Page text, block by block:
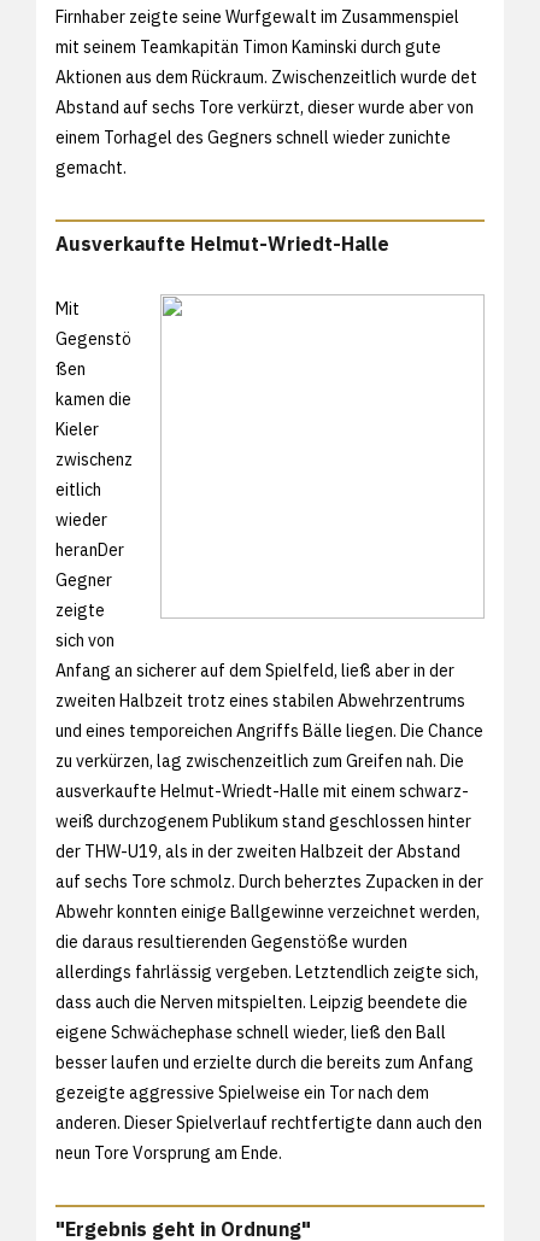
Firnhaber zeigte seine Wurfgewalt im Zusammenspiel
mit seinem Teamkapitän Timon Kaminski durch gute
Aktionen aus dem Rückraum. Zwischenzeitlich wurde det
Abstand auf sechs Tore verkürzt, dieser wurde aber von
einem Torhagel des Gegners schnell wieder zunichte
gemacht.
Ausverkaufte Helmut-Wriedt-Halle
Mit
Gegenstö
ßen
kamen die
Kieler
zwischenz
eitlich
wieder
heranDer
Gegner
zeigte
sich von
Anfang an sicherer auf dem Spielfeld, ließ aber in der
zweiten Halbzeit trotz eines stabilen Abwehrzentrums
und eines temporeichen Angriffs Bälle liegen. Die Chance
zu verkürzen, lag zwischenzeitlich zum Greifen nah. Die
ausverkaufte Helmut-Wriedt-Halle mit einem schwarz-
weiß durchzogenem Publikum stand geschlossen hinter
der THW-U19, als in der zweiten Halbzeit der Abstand
auf sechs Tore schmolz. Durch beherztes Zupacken in der
Abwehr konnten einige Ballgewinne verzeichnet werden,
die daraus resultierenden Gegenstöße wurden
allerdings fahrlässig vergeben. Letztendlich zeigte sich,
dass auch die Nerven mitspielten. Leipzig beendete die
eigene Schwächephase schnell wieder, ließ den Ball
besser laufen und erzielte durch die bereits zum Anfang
gezeigte aggressive Spielweise ein Tor nach dem
anderen. Dieser Spielverlauf rechtfertigte dann auch den
neun Tore Vorsprung am Ende.
"Ergebnis geht in Ordnung"